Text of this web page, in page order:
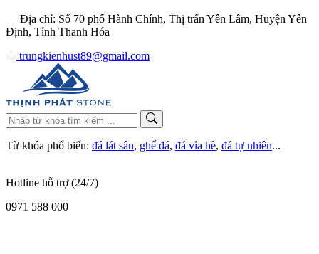
Địa chỉ: Số 70 phố Hành Chính, Thị trấn Yên Lâm, Huyện Yên
Định, Tỉnh Thanh Hóa
trungkienhust89@gmail.com
Từ khóa phổ biến: đá lát sân, ghế đá, đá vỉa hè, đá tự nhiên...
Hotline hỗ trợ (24/7)
0971 588 000